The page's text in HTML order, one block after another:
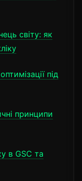
світу: як
під
принципи
в GSC та